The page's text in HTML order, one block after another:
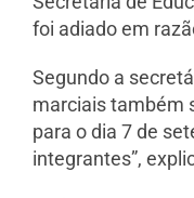
foi adiado em
Segundo a
marciais também
para o dia 7 de
integrantes”,